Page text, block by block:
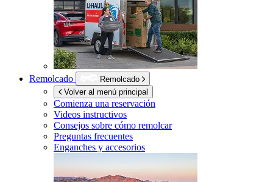
Remolcado
Remolcado
Volver al menú principal
Comienza una reservación
Videos instructivos
Consejos sobre cómo remolcar
Preguntas frecuentes
Enganches y accesorios